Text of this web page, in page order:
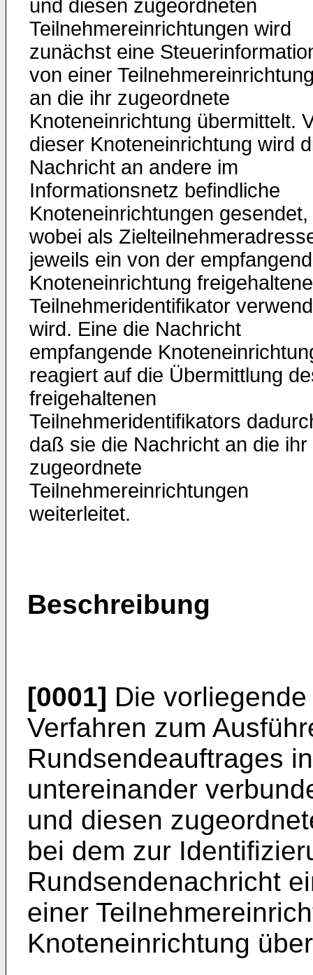
und diesen zugeordneten
Teilnehmereinrichtungen wird
zunächst eine
von einer
an die ihr zugeordnete
Knoteneinrichtung übermittelt.
dieser Knoteneinrichtung wird
Nachricht an andere im
Informationsnetz befindliche
Knoteneinrichtungen gesendet,
wobei als
jeweils ein von der
Knoteneinrichtung
Teilnehmeridentifikator
wird. Eine die Nachricht
empfangende
reagiert auf die Übermittlung
freigehaltenen
Teilnehmeridentifikators
daß sie die Nachricht an die ihr
zugeordnete
Teilnehmereinrichtungen
weiterleitet.
Beschreibung
[0001] Die
Verfahren zum
Rundsendeauftrages
untereinander
und diesen
bei dem zur
Rundsendenachricht
einer
Knoteneinrichtung